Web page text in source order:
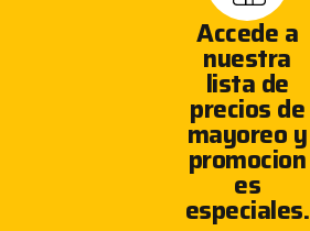
Accede a
nuestra
lista de
precios de
mayoreo y
promocion
es
especiales.